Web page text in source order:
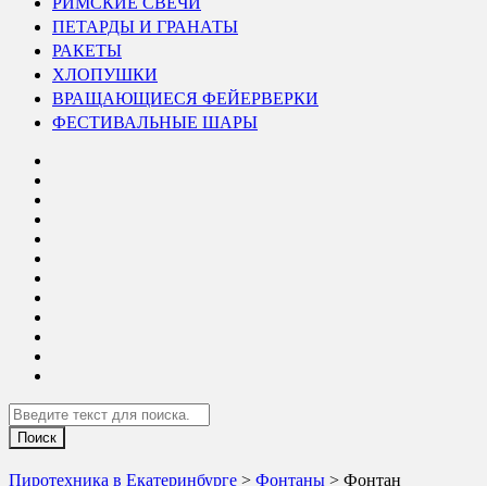
ПЕТАРДЫ И ГРАНАТЫ
РАКЕТЫ
ХЛОПУШКИ
ВРАЩАЮЩИЕСЯ ФЕЙЕРВЕРКИ
ФЕСТИВАЛЬНЫЕ ШАРЫ
Search
Пиротехника в Екатеринбурге > Фонтаны > Фонтан